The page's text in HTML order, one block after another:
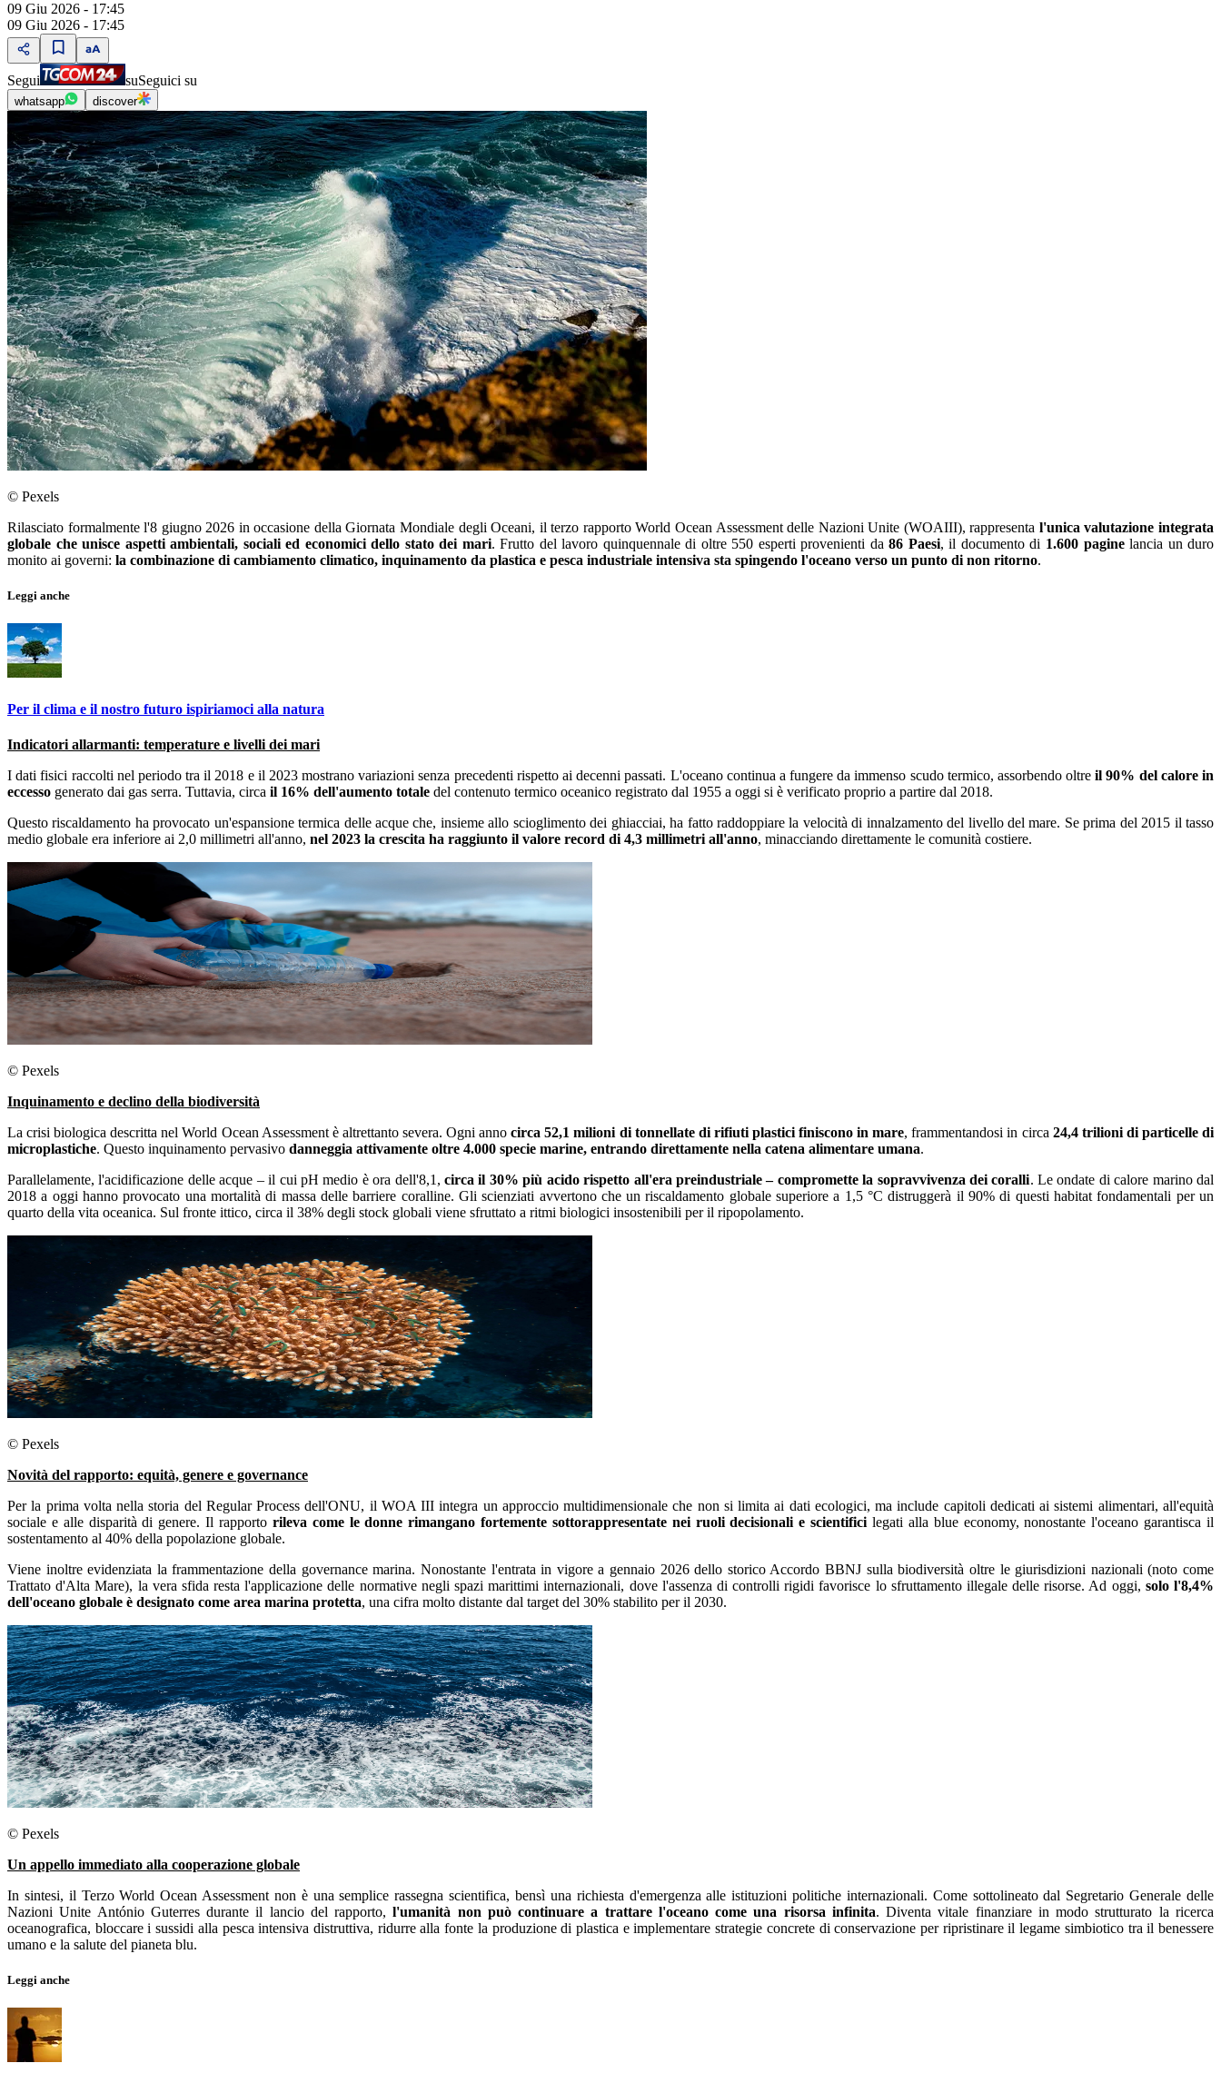
09 Giu 2026 - 17:45
09 Giu 2026 - 17:45
Segui suSeguici su
whatsapp discover
© Pexels
Rilasciato formalmente l'8 giugno 2026 in occasione della Giornata Mondiale degli Oceani, il terzo rapporto World Ocean Assessment delle Nazioni Unite (WOAIII), rappresenta l'unica valutazione integrata
globale che unisce aspetti ambientali, sociali ed economici dello stato dei mari. Frutto del lavoro quinquennale di oltre 550 esperti provenienti da86 Paesi, il documento di 1.600 paginelancia un duro
monito ai governi: la combinazione di cambiamento climatico, inquinamento da plastica e pesca industriale intensiva sta spingendo l'oceano verso un punto di non ritorno.
Leggi anche
Per il clima e il nostro futuro ispiriamoci alla natura
Indicatori allarmanti: temperature e livelli dei mari
I dati fisici raccolti nel periodo tra il 2018 e il 2023 mostrano variazioni senza precedenti rispetto ai decenni passati. L'oceano continua a fungere da immenso scudo termico, assorbendo oltreil 90% del calore in
eccesso generato dai gas serra. Tuttavia, circa il 16% dell'aumento totale del contenuto termico oceanico registrato dal 1955 a oggi si è verificato proprio a partire dal 2018.
Questo riscaldamento ha provocato un'espansione termica delle acque che, insieme allo scioglimento dei ghiacciai, ha fatto raddoppiare la velocità di innalzamento del livello del mare. Se prima del 2015 il tasso
medio globale era inferiore ai 2,0 millimetri all'anno, nel 2023 la crescita ha raggiunto il valore record di 4,3 millimetri all'anno, minacciando direttamente le comunità costiere.
© Pexels
Inquinamento e declino della biodiversità
La crisi biologica descritta nel World Ocean Assessment è altrettanto severa. Ogni annocirca 52,1 milioni di tonnellate di rifiuti plastici finiscono in mare, frammentandosi in circa 24,4 trilioni di particelle di
microplastiche. Questo inquinamento pervasivo danneggia attivamente oltre 4.000 specie marine, entrando direttamente nella catena alimentare umana.
Parallelamente, l'acidificazione delle acque – il cui pH medio è ora dell'8,1, circa il 30% più acido rispetto all'era preindustriale – compromette la sopravvivenza dei coralli. Le ondate di calore marino dal
2018 a oggi hanno provocato una mortalità di massa delle barriere coralline. Gli scienziati avvertono che un riscaldamento globale superiore a 1,5 °C distruggerà il 90% di questi habitat fondamentali per un
quarto della vita oceanica. Sul fronte ittico, circa il 38% degli stock globali viene sfruttato a ritmi biologici insostenibili per il ripopolamento.
© Pexels
Novità del rapporto: equità, genere e governance
Per la prima volta nella storia del Regular Process dell'ONU, il WOA III integra un approccio multidimensionale che non si limita ai dati ecologici, ma include capitoli dedicati ai sistemi alimentari, all'equità
sociale e alle disparità di genere. Il rapportorileva come le donne rimangano fortemente sottorappresentate nei ruoli decisionali e scientificilegati alla blue economy, nonostante l'oceano garantisca il
sostentamento al 40% della popolazione globale.
Viene inoltre evidenziata la frammentazione della governance marina. Nonostante l'entrata in vigore a gennaio 2026 dello storico Accordo BBNJ sulla biodiversità oltre le giurisdizioni nazionali (noto come
Trattato d'Alta Mare), la vera sfida resta l'applicazione delle normative negli spazi marittimi internazionali, dove l'assenza di controlli rigidi favorisce lo sfruttamento illegale delle risorse. Ad oggi, solo l'8,4%
dell'oceano globale è designato come area marina protetta, una cifra molto distante dal target del 30% stabilito per il 2030.
© Pexels
Un appello immediato alla cooperazione globale
In sintesi, il Terzo World Ocean Assessment non è una semplice rassegna scientifica, bensì una richiesta d'emergenza alle istituzioni politiche internazionali. Come sottolineato dal Segretario Generale delle
Nazioni Unite António Guterres durante il lancio del rapporto, l'umanità non può continuare a trattare l'oceano come una risorsa infinita. Diventa vitale finanziare in modo strutturato la ricerca
oceanografica, bloccare i sussidi alla pesca intensiva distruttiva, ridurre alla fonte la produzione di plastica e implementare strategie concrete di conservazione per ripristinare il legame simbiotico tra il benessere
umano e la salute del pianeta blu.
Leggi anche